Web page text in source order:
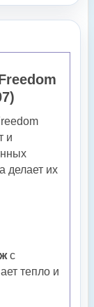
)
и
делает их
с
тепло и